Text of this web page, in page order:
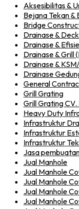
Aksesibilitas &
Bejana Tekan &
Bridge
Drainase &
Drainase &
Drainase & Grill
Drainase &
Drainase
General
Grill Grating
Grill Grating
Heavy Duty
Infrastruktur
Infrastruktur
Infrastruktur
Jasa
Jual Manhole
Jual Manhole
Jual Manhole
Jual Manhole
Jual Manhole